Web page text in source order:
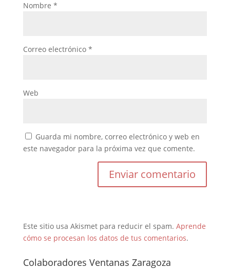
Nombre *
Correo electrónico *
Web
Guarda mi nombre, correo electrónico y web en
este navegador para la próxima vez que comente.
Este sitio usa Akismet para reducir el spam. Aprende
cómo se procesan los datos de tus comentarios.
Colaboradores Ventanas Zaragoza